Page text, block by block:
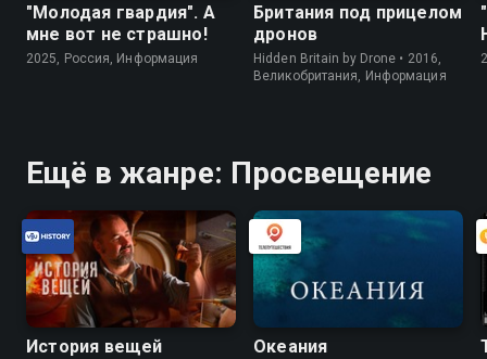
"Молодая гвардия". А
мне вот не страшно!
2025, Россия, Информация
Британия под прицелом
дронов
Hidden Britain by Drone • 2016,
Великобритания, Информация
Ещё в жанре: Просвещение
История вещей Океания